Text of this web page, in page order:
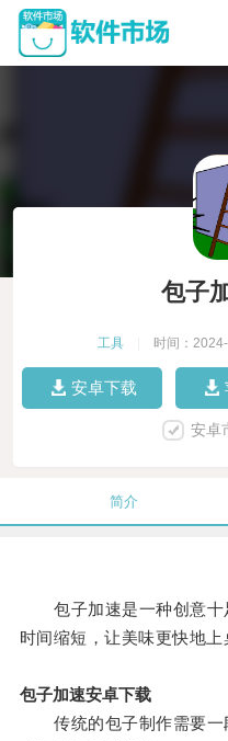
包子
工具 时间：
安卓下载
安卓
简介
包子加速是一种创意十
时间缩短，让美味更快地上
包子加速安卓下载
传统的包子制作需要一